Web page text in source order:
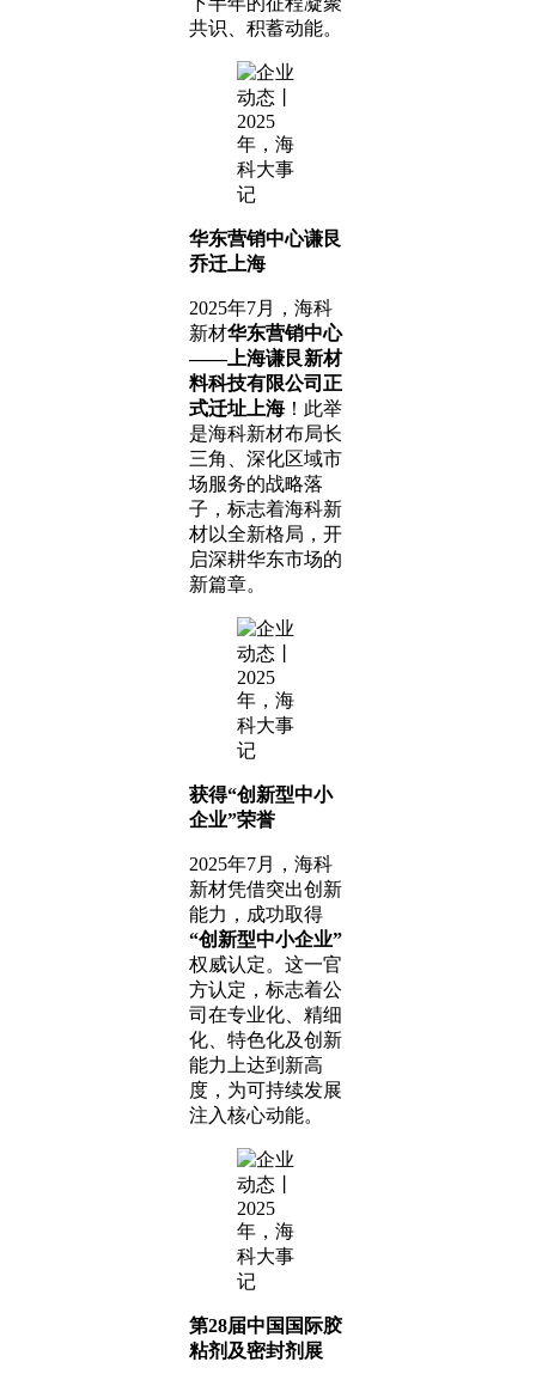
共识、积蓄动能。
华东营销中心谦艮
乔迁上海
2025年7月，海科
新材华东营销中心
——上海谦艮新材
料科技有限公司正
式迁址上海！此举
是海科新材布局长
三角、深化区域市
场服务的战略落
子，标志着海科新
材以全新格局，开
启深耕华东市场的
新篇章。
获得“创新型中小
企业”荣誉
2025年7月，海科
新材凭借突出创新
能力，成功取得
“创新型中小企业”
权威认定。这一官
方认定，标志着公
司在专业化、精细
化、特色化及创新
能力上达到新高
度，为可持续发展
注入核心动能。
第28届中国国际胶
粘剂及密封剂展